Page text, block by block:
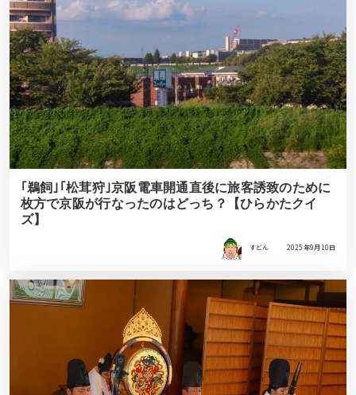
｢鵜飼｣｢松茸狩｣京阪電車開通直後に旅客誘致のために
枚方で京阪が行なったのはどっち？【ひらかたクイ
ズ】
すどん 2025年9月10日